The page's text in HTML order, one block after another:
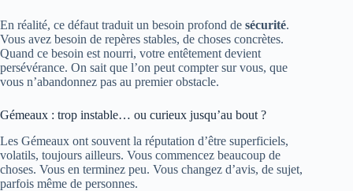
En réalité, ce défaut traduit un besoin profond de sécurité.
Vous avez besoin de repères stables, de choses concrètes.
Quand ce besoin est nourri, votre entêtement devient
persévérance. On sait que l’on peut compter sur vous, que
vous n’abandonnez pas au premier obstacle.
Gémeaux : trop instable… ou curieux jusqu’au bout ?
Les Gémeaux ont souvent la réputation d’être superficiels,
volatils, toujours ailleurs. Vous commencez beaucoup de
choses. Vous en terminez peu. Vous changez d’avis, de sujet,
parfois même de personnes.